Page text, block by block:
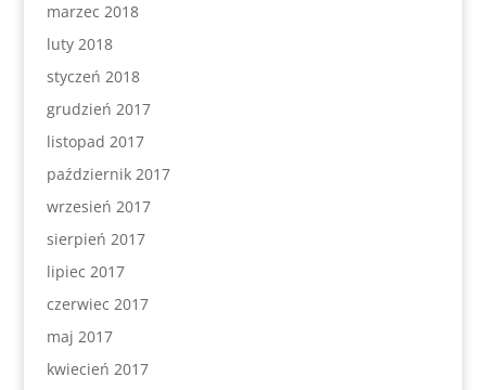
marzec 2018
luty 2018
styczeń 2018
grudzień 2017
listopad 2017
październik 2017
wrzesień 2017
sierpień 2017
lipiec 2017
czerwiec 2017
maj 2017
kwiecień 2017